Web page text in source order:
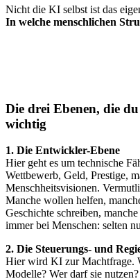
Nicht die KI selbst ist das
In welche menschlichen
Die drei Ebenen, die
wichtig
1. Die Entwickler-Ebene
Hier geht es um technische
Wettbewerb, Geld, Prestige,
Menschheitsvisionen.
Manche wollen helfen,
Geschichte schreiben,
immer bei Menschen: selten
2. Die Steuerungs- und
Hier wird KI zur Machtfrage.
Modelle? Wer darf sie